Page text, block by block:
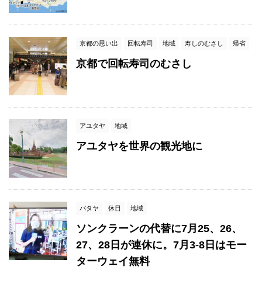
京都の思い出 回転寿司 地域 寿しのむさし 帰省
京都で回転寿司のむさし
アユタヤ 地域
アユタヤを世界の観光地に
パタヤ 休日 地域
ソンクラーンの代替に7月25、26、
27、28日が連休に。7月3‐8日はモー
ターウェイ無料